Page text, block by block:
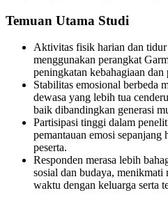
Temuan Utama Studi
Aktivitas fisik harian dan
menggunakan perangkat
peningkatan kebahagiaan dan
Stabilitas emosional berbeda
dewasa yang lebih tua
baik dibandingkan generasi
Partisipasi tinggi dalam
pemantauan emosi
peserta.
Responden merasa lebih
sosial dan budaya, menikmati
waktu dengan keluarga serta